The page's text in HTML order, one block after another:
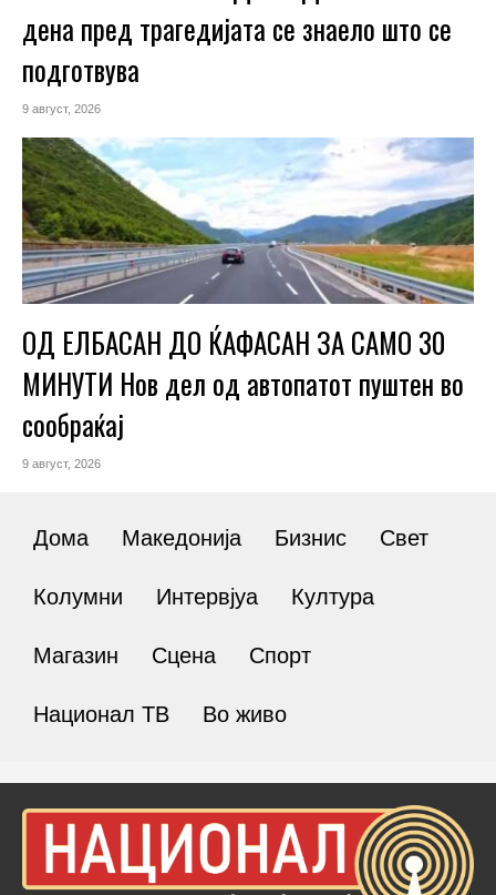
дена пред трагедијата се знаело што се
подготвува
9 август, 2026
ОД ЕЛБАСАН ДО ЌАФАСАН ЗА САМО 30
МИНУТИ Нов дел од автопатот пуштен во
сообраќај
9 август, 2026
Дома Македонија Бизнис Свет
Колумни Интервјуа Култура
Магазин Сцена Спорт
Национал ТВ Во живо